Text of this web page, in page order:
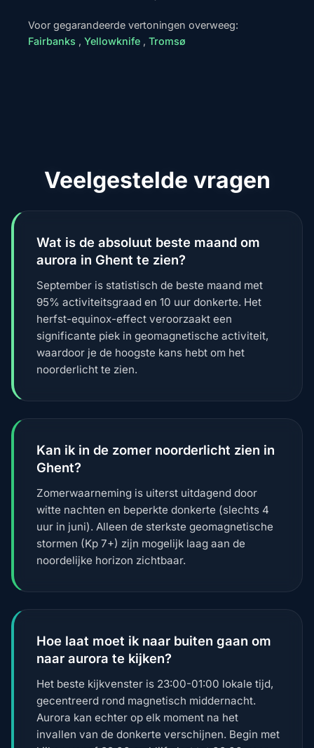
Voor gegarandeerde vertoningen overweeg:
Fairbanks , Yellowknife , Tromsø
Veelgestelde vragen
Wat is de absoluut beste maand om
aurora in Ghent te zien?
September is statistisch de beste maand met
95% activiteitsgraad en 10 uur donkerte. Het
herfst-equinox-effect veroorzaakt een
significante piek in geomagnetische activiteit,
waardoor je de hoogste kans hebt om het
noorderlicht te zien.
Kan ik in de zomer noorderlicht zien in
Ghent?
Zomerwaarneming is uiterst uitdagend door
witte nachten en beperkte donkerte (slechts 4
uur in juni). Alleen de sterkste geomagnetische
stormen (Kp 7+) zijn mogelijk laag aan de
noordelijke horizon zichtbaar.
Hoe laat moet ik naar buiten gaan om
naar aurora te kijken?
Het beste kijkvenster is 23:00-01:00 lokale tijd,
gecentreerd rond magnetisch middernacht.
Aurora kan echter op elk moment na het
invallen van de donkerte verschijnen. Begin met